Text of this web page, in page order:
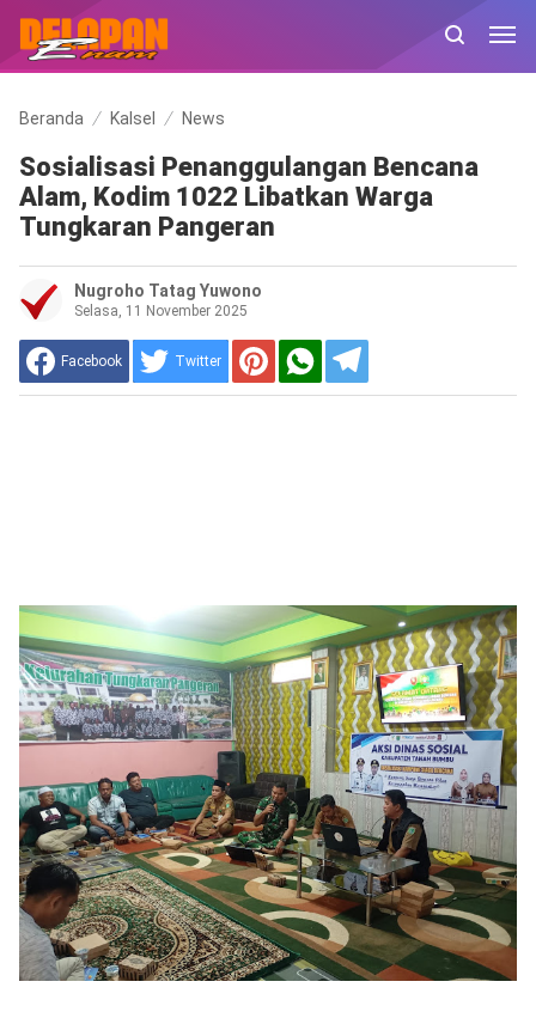
Beranda Kalsel News
Sosialisasi Penanggulangan Bencana
Alam, Kodim 1022 Libatkan Warga
Tungkaran Pangeran
Nugroho Tatag Yuwono
Selasa, 11 November 2025
Facebook Twitter